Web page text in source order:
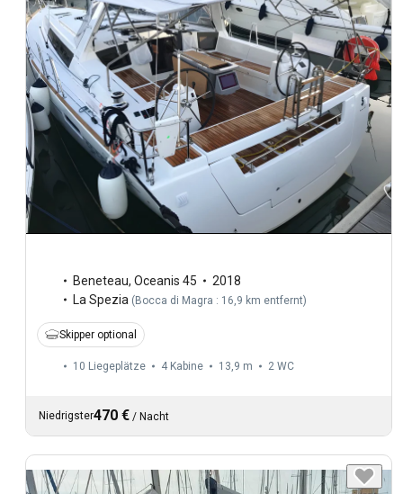
Beneteau, Oceanis 45
2018
La Spezia (Bocca di Magra : 16,9 km entfernt)
Skipper optional
10 Liegeplätze 4 Kabine 13,9 m 2 WC
Niedrigster470 € / Nacht